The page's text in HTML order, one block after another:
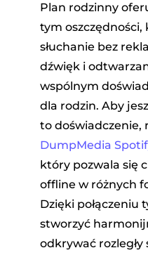
Plan rodzinny
tym
słuchanie bez
dźwięk i
wspólnym
dla rodzin. Aby
to doświadczenie,
DumpMedia
który pozwala się
offline w różnych
Dzięki połączeniu
stworzyć
odkrywać rozległy